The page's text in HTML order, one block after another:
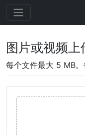
图片或视频上
每个文件最大 5 MB。